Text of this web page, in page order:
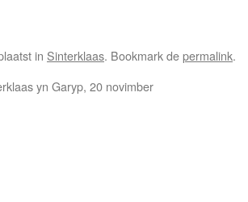
in Sinterklaas. Bookmark depermalink.
yn Garyp, 20 novimber